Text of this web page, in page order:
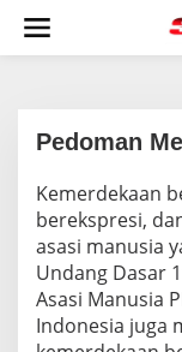
i
Pedoman
9
J
A
U
A
2
Kemerdekaan
berekspresi,
asasi manusia
Undang Dasar
Asasi Manusia
Indonesia juga